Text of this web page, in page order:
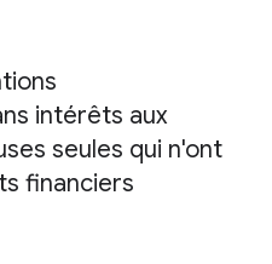
intérêts aux
seules qui n'ont
financiers